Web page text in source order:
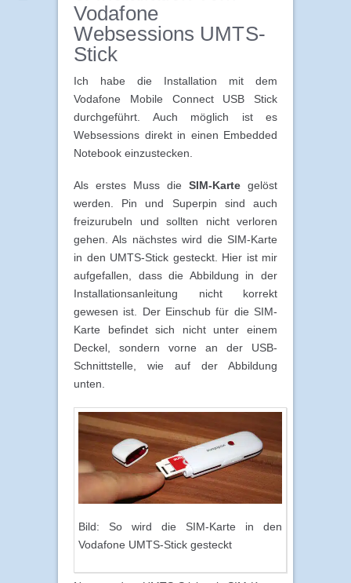
Vodafone
Websessions UMTS-
Stick
Ich habe die Installation mit dem
Vodafone Mobile Connect USB Stick
durchgeführt. Auch möglich ist es
Websessions direkt in einen Embedded
Notebook einzustecken.
Als erstes Muss die SIM-Karte gelöst
werden. Pin und Superpin sind auch
freizurubeln und sollten nicht verloren
gehen. Als nächstes wird die SIM-Karte
in den UMTS-Stick gesteckt. Hier ist mir
aufgefallen, dass die Abbildung in der
Installationsanleitung nicht korrekt
gewesen ist. Der Einschub für die SIM-
Karte befindet sich nicht unter einem
Deckel, sondern vorne an der USB-
Schnittstelle, wie auf der Abbildung
unten.
Bild: So wird die SIM-Karte in den
Vodafone UMTS-Stick gesteckt